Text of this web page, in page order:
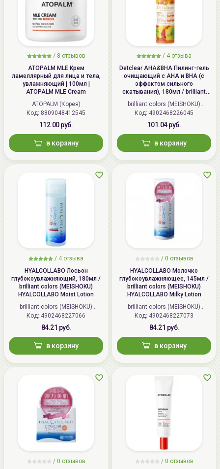
/ 8 отзывов
ATOPALM MLE Крем
ламеллярный для лица и тела,
увлажняющий | 100мл |
ATOPALM MLE Cream
ATOPALM (Корея)
Код: 8809048412545
112.00 руб.
в корзину
/ 4 отзыва
Detclear AHA&BHA Пилинг-гель
очищающий с AHA и BHA (с
эффектом сильного
скатывания), 180мл / brilliant
colors (MEISHOKU) Detclear
Bright&Peel AHA&BHA Fruits
Peeling Jelly
brilliant colors (MEISHOKU)
(Япония)
Код: 4902468226045
101.04 руб.
в корзину
/ 4 отзыва
HYALCOLLABO Лосьон
глубокоувлажняющий, 180мл /
brilliant colors (MEISHOKU)
HYALCOLLABO Moist Lotion
brilliant colors (MEISHOKU)
(Япония)
Код: 4902468227066
84.21 руб.
в корзину
/ 0 отзывов
HYALCOLLABO Молочко
глубокоувлажняющее, 145мл /
brilliant colors (MEISHOKU)
HYALCOLLABO Milky Lotion
brilliant colors (MEISHOKU)
(Япония)
Код: 4902468227073
84.21 руб.
в корзину
/ 0 отзывов
/ 0 отзывов